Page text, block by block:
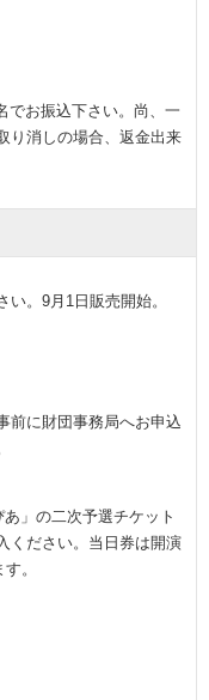
でお振込下さい。尚、一
り消しの場合、返金出来
い。9月1日販売開始。
前に財団事務局へお申込
」の二次予選チケット
ください。当日券は開演
。